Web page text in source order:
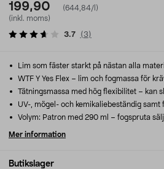
199,90
(644,84/l)
(inkl. moms)
3.7 (3)
Butikslager
Lim som fäster starkt på nästan alla
WTF Y Yes Flex – lim och fogmassa för
Tätningsmassa med hög flexibilitet – kan
UV-, mögel- och kemikaliebeständig samt
Volym: Patron med 290 ml – fogspruta
Mer information